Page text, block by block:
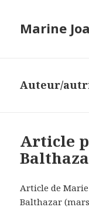
Marine
Auteur/
Article
Article de
Balthazar